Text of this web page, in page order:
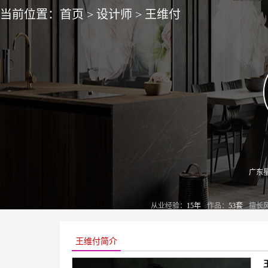
当前位置： 首页 > 设计师 > 王维付
广东
从业经验： 15年 作品：53套 擅长
王维付简介